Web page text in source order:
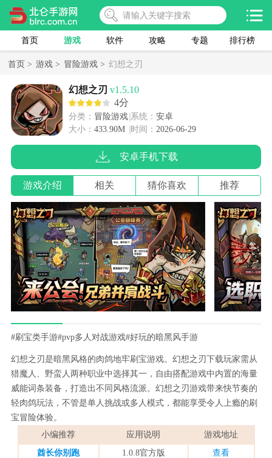
首页 游戏 软件 攻略 专题 排行榜
首页 > 游戏 > 冒险游戏 > 幻想之刃
幻想之刃 v1.5.10
4分
分类： 冒险游戏 系统： 安卓
大小： 433.90M 时间： 2026-06-29
安卓手机下载
游戏介绍 相关 猜你喜欢 推荐
#刷宝类手游#pvp多人对战游戏#好玩的暗黑风手游
幻想之刃是暗黑风格的肉鸽地牢刷宝游戏。幻想之刃下载玩家需从
猎魔人、野蛮人两种职业中选择其一，自由搭配游戏中内置的海量
威能词条装备，打造出不同风格流派。幻想之刃游戏带来快节奏的
轻肉鸽玩法，不管是单人挑战或多人模式，都能享受令人上瘾的刷
宝冒险体验。
小编推荐
应用说明
游戏地址
酋长你别跑
1.0.8官方版
查看